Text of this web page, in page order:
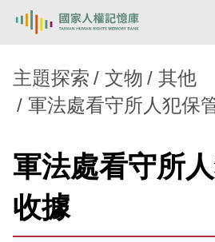
熱門關鍵字：陳孟和 李舜治
主題探索
背景知識
主題探索 文物
其他
軍法處看守所人犯保
軍法處看守所
收據